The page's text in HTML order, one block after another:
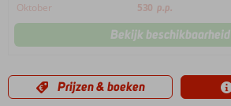
Oktober
530 p.p.
Bekijk beschikbaarheid
Prijzen & boeken